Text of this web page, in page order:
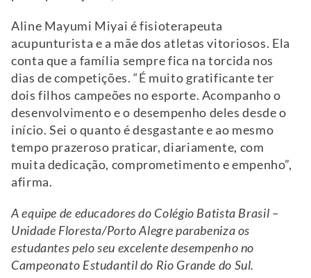
Aline Mayumi Miyai é fisioterapeuta
acupunturista e a mãe dos atletas vitoriosos. Ela
conta que a família sempre fica na torcida nos
dias de competições. “É muito gratificante ter
dois filhos campeões no esporte. Acompanho o
desenvolvimento e o desempenho deles desde o
início. Sei o quanto é desgastante e ao mesmo
tempo prazeroso praticar, diariamente, com
muita dedicação, comprometimento e empenho”,
afirma.
A equipe de educadores do Colégio Batista Brasil –
Unidade Floresta/Porto Alegre parabeniza os
estudantes pelo seu excelente desempenho no
Campeonato Estudantil do Rio Grande do Sul.